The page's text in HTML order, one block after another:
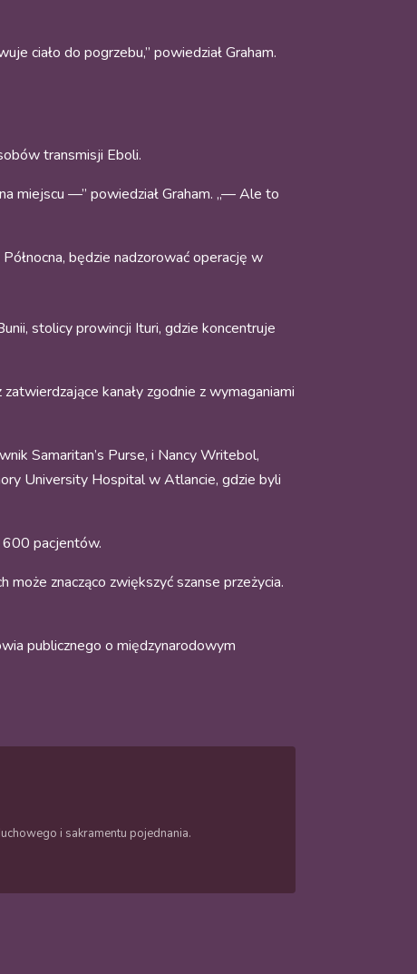
ciało do pogrzebu,” powiedział Graham.
transmisji Eboli.
miejscu —” powiedział Graham. „— Ale to
będzie nadzorować operację w
stolicy prowincji Ituri, gdzie koncentruje
kanały zgodnie z wymaganiami
Samaritan’s Purse, i Nancy Writebol,
University Hospital w Atlancie, gdzie byli
600 pacjentów.
znacząco zwiększyć szanse przeżycia.
publicznego o międzynarodowym
i sakramentu pojednania.